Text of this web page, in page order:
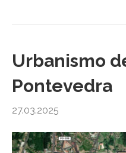
Urbanismo
Pontevedra
27.03.2025